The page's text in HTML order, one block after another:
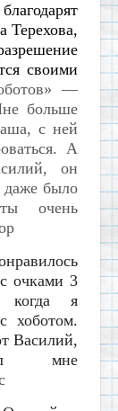
Терехова,
своими
—
больше
с ней
А
он
даже было
очень
очками 3
когда я
хоботом.
Василий,
мне